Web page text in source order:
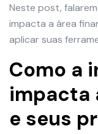
Neste post,
impacta a área
aplicar suas
Como a
impacta
e seus